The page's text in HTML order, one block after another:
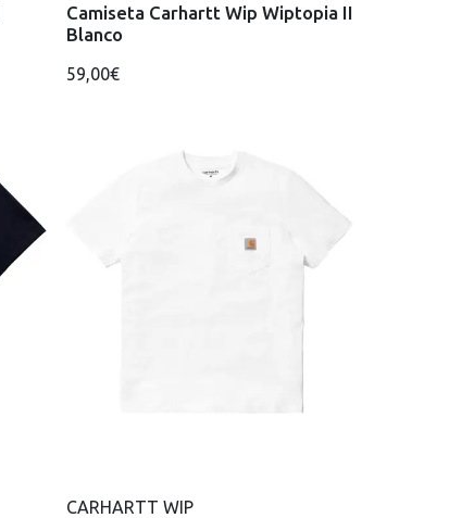
Camiseta Carhartt Wip Wiptopia II
Blanco
59,00€
CARHARTT WIP